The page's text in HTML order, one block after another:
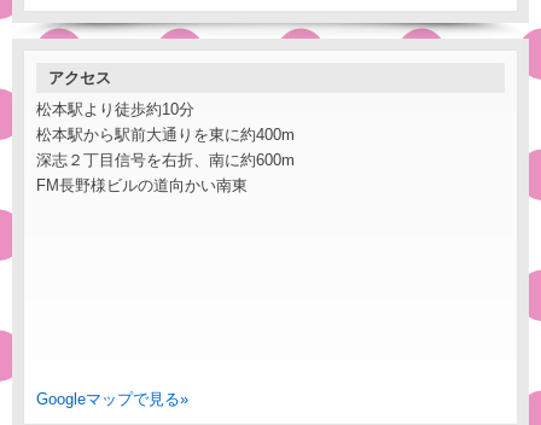
アクセス
松本駅より徒歩約10分
松本駅から駅前大通りを東に約400m
深志２丁目信号を右折、南に約600m
FM長野様ビルの道向かい南東
Googleマップで見る»